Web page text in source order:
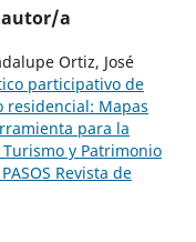
autor/a
Ortiz, José
participativo de
residencial: Mapas
para la
Turismo y Patrimonio
Revista de